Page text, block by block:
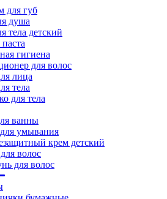
для губ
душа
тела детский
гигиена
для волос
лица
тела
для тела
ванны
умывания
крем детский
волос
для волос